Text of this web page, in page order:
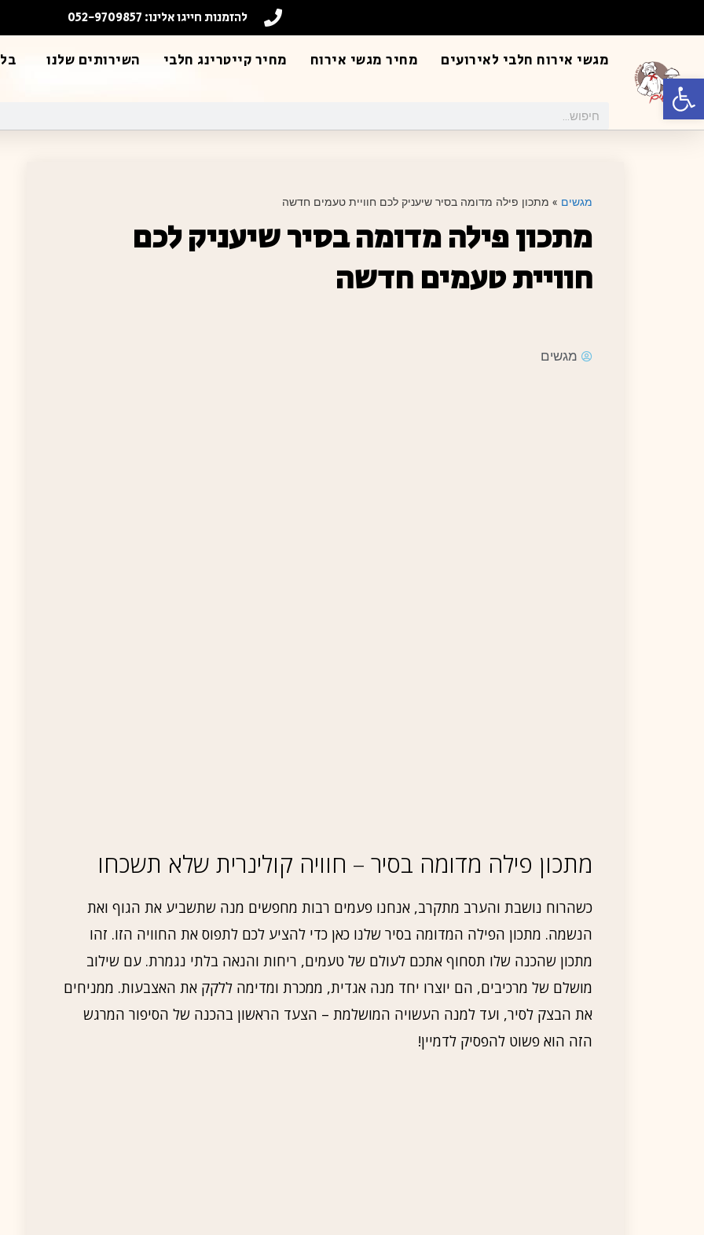
פתח סרגל נגישות
להזמנות חייגו אלינו: 052-9709857
מגשי אירוח חלבי לאירועים מחיר מגשי אירוח מחיר קייטרינג חלבי השירותים שלנו
מגשים » מתכון פילה מדומה בסיר שיעניק לכם חוויית טעמים חדשה
מתכון פילה מדומה בסיר שיעניק לכם
חוויית טעמים חדשה
מגשים
מתכון פילה מדומה בסיר – חוויה קולינרית שלא תשכחו
כשהרוח נושבת והערב מתקרב, אנחנו פעמים רבות מחפשים מנה שתשביע את הגוף ואת
הנשמה. מתכון הפילה המדומה בסיר שלנו כאן כדי להציע לכם לתפוס את החוויה הזו. זהו
מתכון שהכנה שלו תסחוף אתכם לעולם של טעמים, ריחות והנאה בלתי נגמרת. עם שילוב
מושלם של מרכיבים, הם יוצרו יחד מנה אגדית, ממכרת ומדימה ללקק את האצבעות. ממניחים
את הבצק לסיר, ועד למנה העשויה המושלמת – הצעד הראשון בהכנה של הסיפור המרגש
הזה הוא פשוט להפסיק לדמיין!